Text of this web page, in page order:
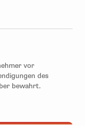
vor
des
bewahrt.